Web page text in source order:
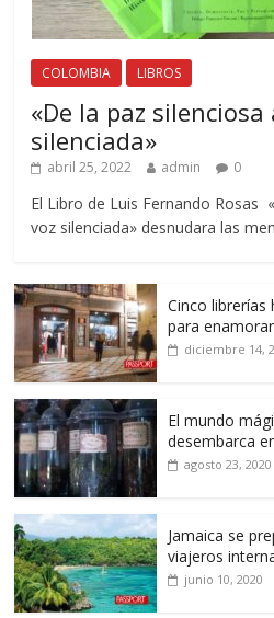
COLOMBIA LIBROS
«De la paz silenciosa
silenciada»
abril 25, 2022 admin 0
El Libro de Luis Fernando Rosas
voz silenciada» desnudara las
Cinco librerías
para
diciembre 14,
El mundo
desembarca
agosto 23, 2020
Jamaica se
viajeros
junio 10, 2020